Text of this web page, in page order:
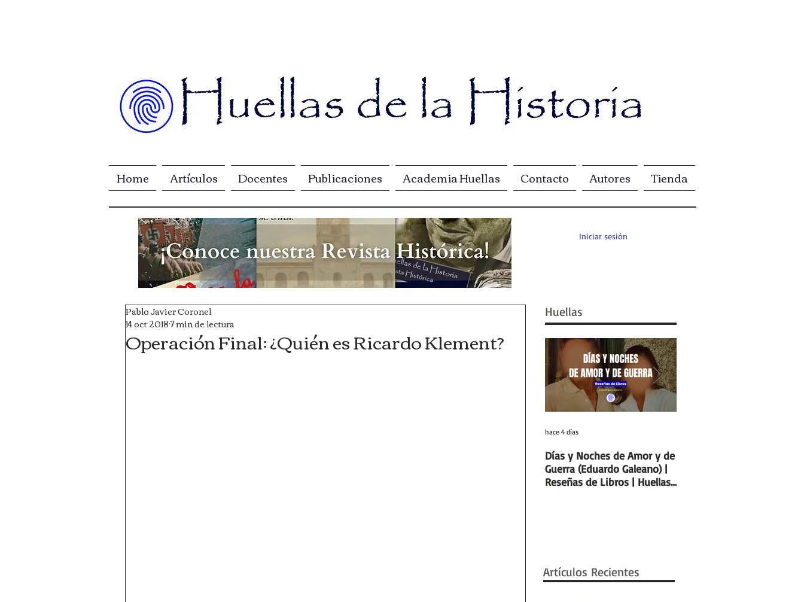
Home Artículos Docentes Publicaciones Academia Huellas Contacto Autores Tienda
Iniciar sesión
Operación Final: ¿Quién es Ricardo Klement?
Pablo Javier Coronel
14 oct 20187 min de lectura
Huellas
Días y Noches de Amor y de
Guerra (Eduardo Galeano) |
Reseñas de Libros | Huellas
hace 4 días
Artículos Recientes